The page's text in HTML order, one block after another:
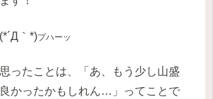
｀*)プハーッ
ったことは、「あ、もう少し山盛
かったかもしれん…」ってことで